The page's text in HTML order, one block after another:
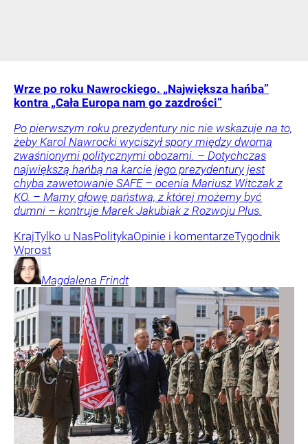
Wrze po roku Nawrockiego. „Największa hańba”
kontra „Cała Europa nam go zazdrości”
Po pierwszym roku prezydentury nic nie wskazuje na to,
żeby Karol Nawrocki wyciszył spory między dwoma
zwaśnionymi politycznymi obozami. – Dotychczas
największą hańbą na karcie jego prezydentury jest
chyba zawetowanie SAFE – ocenia Mariusz Witczak z
KO. – Mamy głowę państwa, z której możemy być
dumni – kontruje Marek Jakubiak z Rozwoju Plus.
KrajTylko u NasPolitykaOpinie i komentarzeTygodnik
Wprost
Magdalena Frindt